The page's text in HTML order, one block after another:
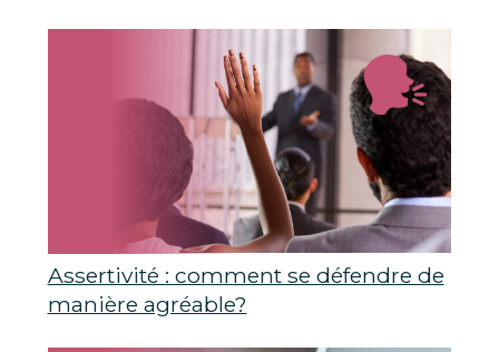
Assertivité : comment se défendre de
manière agréable?